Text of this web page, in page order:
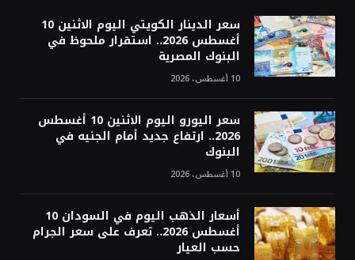
سعر الدينار الكويتي اليوم الاثنين 10
أغسطس 2026.. استقرار ملحوظ في
البنوك المصرية
10 أغسطس، 2026
سعر اليورو اليوم الاثنين 10 أغسطس
2026.. ارتفاع جديد أمام الجنيه في
البنوك
10 أغسطس، 2026
أسعار الذهب اليوم في السودان 10
أغسطس 2026.. تعرف على سعر الجرام
حسب العيار